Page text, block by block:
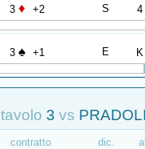
3 ♦ +2 S 4
3 ♠ +1 E K
tavolo 3 vs
contratto dic.